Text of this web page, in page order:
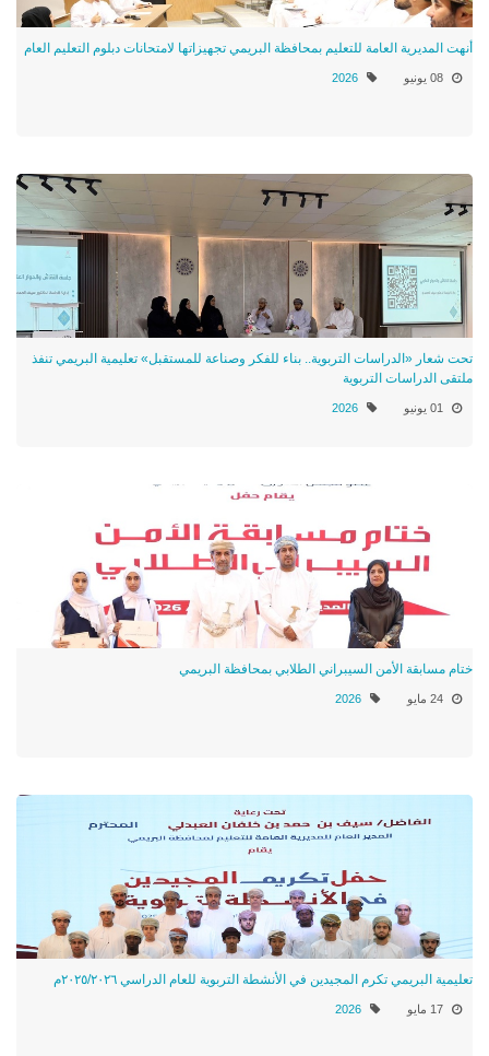
أنهت المديرية العامة للتعليم بمحافظة البريمي تجهيزاتها لامتحانات دبلوم التعليم العام
08 يونيو 2026
تحت شعار «الدراسات التربوية.. بناء للفكر وصناعة للمستقبل» تعليمية البريمي تنفذ
ملتقى الدراسات التربوية
01 يونيو 2026
ختام مسابقة الأمن السيبراني الطلابي بمحافظة البريمي
24 مايو 2026
تعليمية البريمي تكرم المجيدين في الأنشطة التربوية للعام الدراسي ٢٠٢٥/٢٠٢٦م
17 مايو 2026